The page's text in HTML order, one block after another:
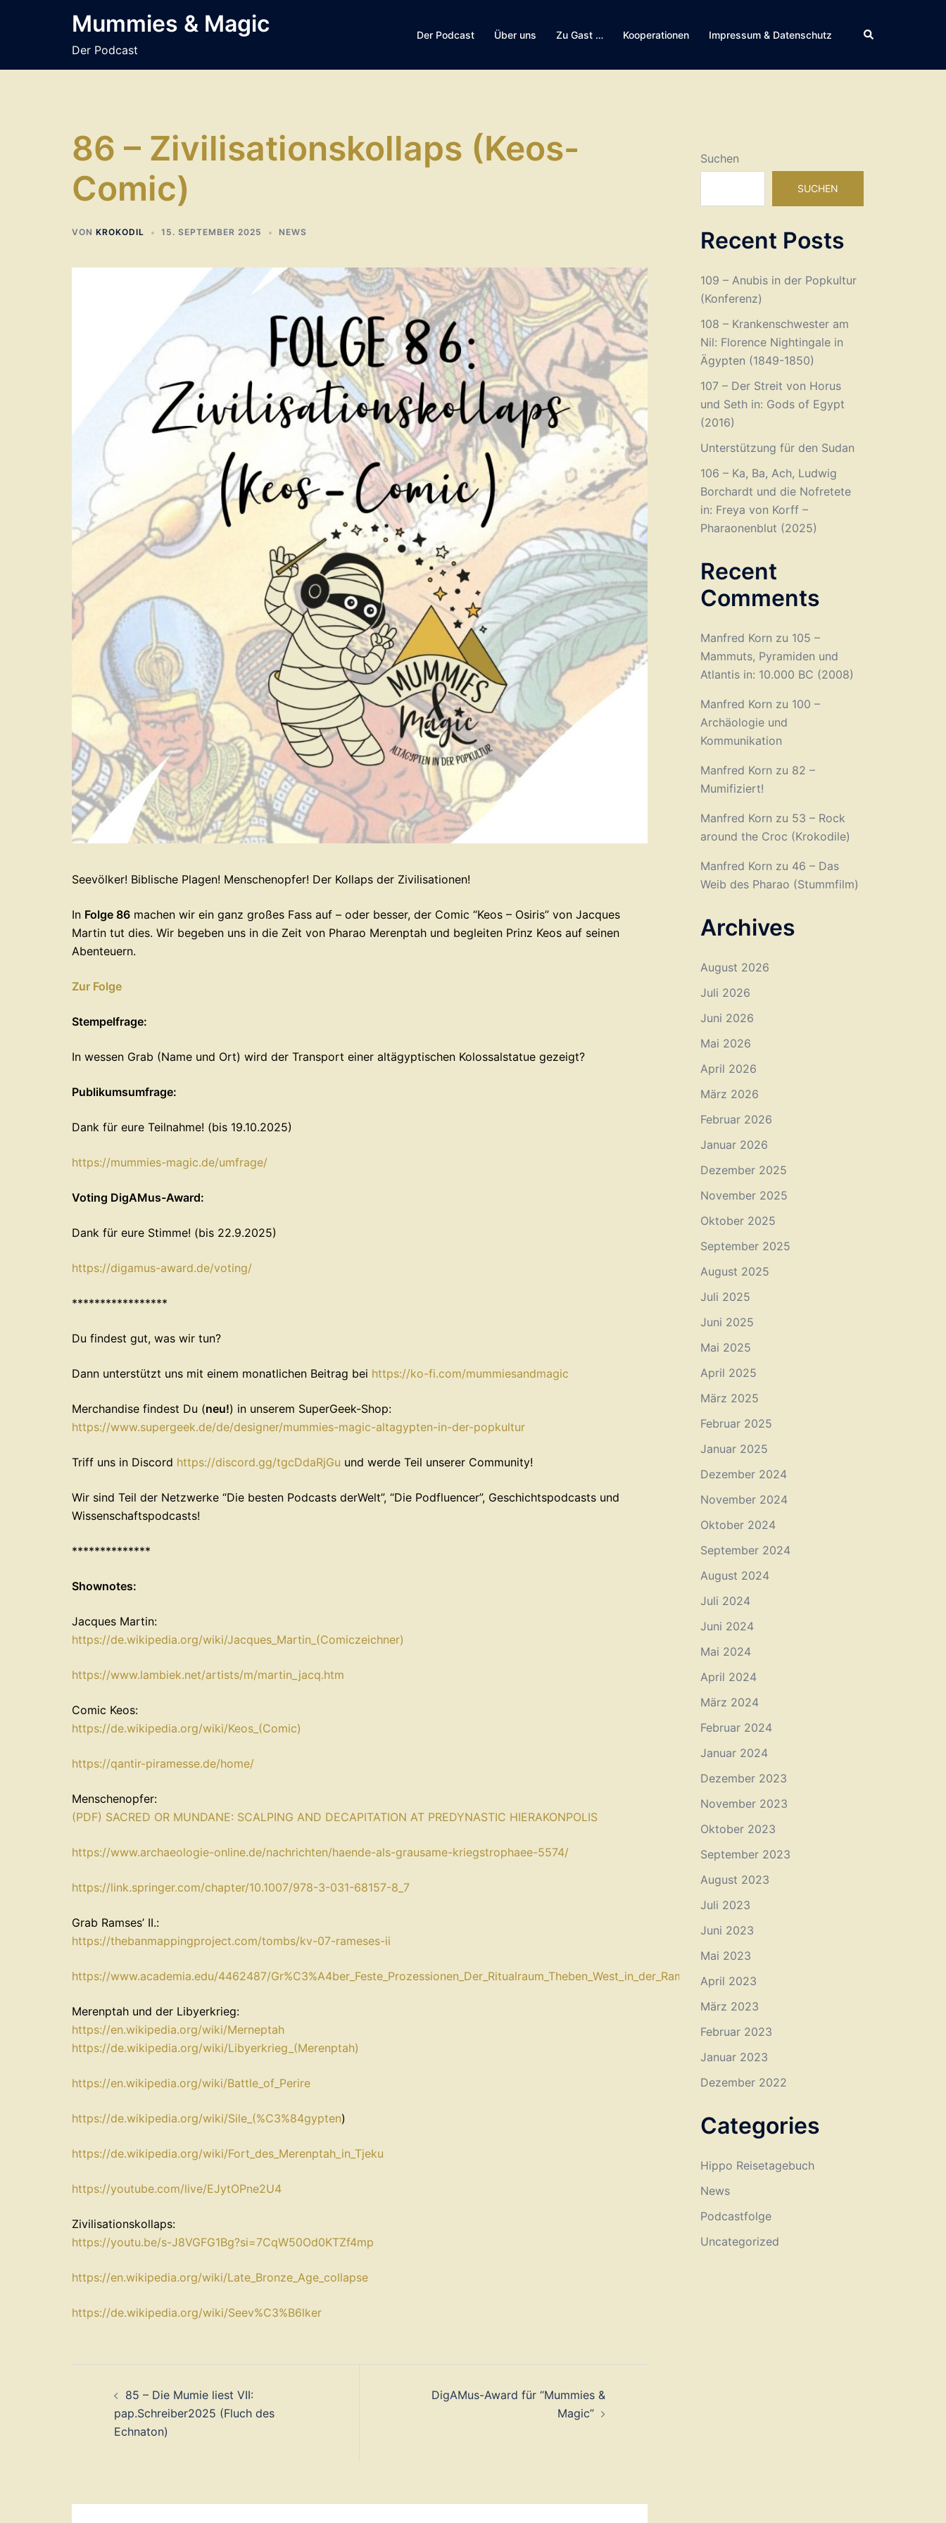
Mummies & Magic
Der Podcast
Der Podcast Über uns Zu Gast … Kooperationen Impressum & Datenschutz Suche
86 – Zivilisationskollaps (Keos-
Comic)
VON KROKODIL 15. SEPTEMBER 2025 NEWS
Seevölker! Biblische Plagen! Menschenopfer! Der Kollaps der Zivilisationen!
In Folge 86 machen wir ein ganz großes Fass auf – oder besser, der Comic “Keos – Osiris” von Jacques
Martin tut dies. Wir begeben uns in die Zeit von Pharao Merenptah und begleiten Prinz Keos auf seinen
Abenteuern.
Zur Folge
Stempelfrage:
In wessen Grab (Name und Ort) wird der Transport einer altägyptischen Kolossalstatue gezeigt?
Publikumsumfrage:
Dank für eure Teilnahme! (bis 19.10.2025)
⁠https://mummies-magic.de/umfrage/⁠
Voting DigAMus-Award:
Dank für eure Stimme! (bis 22.9.2025)
⁠https://digamus-award.de/voting/⁠
*****************
Du findest gut, was wir tun?
Dann unterstützt uns mit einem monatlichen Beitrag bei ⁠⁠⁠⁠⁠⁠⁠⁠⁠⁠⁠⁠⁠⁠⁠⁠https://ko-fi.com/mummiesandmagic⁠⁠⁠⁠⁠⁠⁠⁠⁠⁠⁠⁠⁠⁠⁠⁠
Merchandise findest Du (neu!) in unserem SuperGeek-Shop:
⁠https://www.supergeek.de/de/designer/mummies-magic-altagypten-in-der-popkultur⁠⁠⁠⁠⁠⁠⁠⁠⁠⁠⁠⁠⁠⁠⁠⁠
Triff uns in ⁠⁠Discord ⁠⁠⁠⁠⁠⁠⁠⁠⁠⁠⁠⁠⁠⁠⁠⁠https://discord.gg/tgcDdaRjGu⁠⁠⁠⁠⁠⁠⁠⁠⁠⁠⁠⁠⁠⁠⁠⁠ ⁠⁠⁠ und werde Teil unserer Community!
Wir sind Teil der Netzwerke ⁠⁠⁠⁠⁠⁠⁠“Die besten Podcasts derWelt”, “Die Podfluencer”, ⁠⁠⁠⁠⁠⁠⁠Geschichtspodcasts⁠⁠⁠⁠⁠⁠⁠ und
⁠⁠⁠⁠⁠⁠Wissenschaftspodcasts!
**************
Shownotes:
Jacques Martin:
⁠https://de.wikipedia.org/wiki/Jacques_Martin_(Comiczeichner)⁠
⁠https://www.lambiek.net/artists/m/martin_jacq.htm⁠
Comic Keos:
⁠https://de.wikipedia.org/wiki/Keos_(Comic)⁠
⁠https://qantir-piramesse.de/home/⁠
Menschenopfer:
⁠(PDF) SACRED OR MUNDANE: SCALPING AND DECAPITATION AT PREDYNASTIC HIERAKONPOLIS⁠
⁠https://www.archaeologie-online.de/nachrichten/haende-als-grausame-kriegstrophaee-5574/⁠
⁠https://link.springer.com/chapter/10.1007/978-3-031-68157-8_7⁠
Grab Ramses’ II.:
⁠https://thebanmappingproject.com/tombs/kv-07-rameses-ii⁠
⁠https://www.academia.edu/4462487/Gr%C3%A4ber_Feste_Prozessionen_Der_Ritualraum_Theben_West_in_der_Ramessidenzeit⁠
Merenptah und der Libyerkrieg:
⁠https://en.wikipedia.org/wiki/Merneptah⁠
⁠https://de.wikipedia.org/wiki/Libyerkrieg_(Merenptah)⁠
⁠https://en.wikipedia.org/wiki/Battle_of_Perire⁠
⁠https://de.wikipedia.org/wiki/Sile_(%C3%84gypten⁠)
⁠https://de.wikipedia.org/wiki/Fort_des_Merenptah_in_Tjeku⁠
⁠https://youtube.com/live/EJytOPne2U4⁠
Zivilisationskollaps:
⁠https://youtu.be/s-J8VGFG1Bg?si=7CqW50Od0KTZf4mp⁠
⁠https://en.wikipedia.org/wiki/Late_Bronze_Age_collapse⁠
⁠https://de.wikipedia.org/wiki/Seev%C3%B6lker⁠
85 – Die Mumie liest VII:
pap.Schreiber2025 (Fluch des
Echnaton)
DigAMus-Award für “Mummies &
Magic”
Suchen
SUCHEN
Recent Posts
109 – Anubis in der Popkultur
(Konferenz)
108 – Krankenschwester am
Nil: Florence Nightingale in
Ägypten (1849-1850)
107 – Der Streit von Horus
und Seth in: Gods of Egypt
(2016)
Unterstützung für den Sudan
106 – Ka, Ba, Ach, Ludwig
Borchardt und die Nofretete
in: Freya von Korff –
Pharaonenblut (2025)
Recent
Comments
Manfred Korn zu 105 –
Mammuts, Pyramiden und
Atlantis in: 10.000 BC (2008)
Manfred Korn zu 100 –
Archäologie und
Kommunikation
Manfred Korn zu 82 –
Mumifiziert!
Manfred Korn zu 53 – Rock
around the Croc (Krokodile)
Manfred Korn zu 46 – Das
Weib des Pharao (Stummfilm)
Archives
August 2026
Juli 2026
Juni 2026
Mai 2026
April 2026
März 2026
Februar 2026
Januar 2026
Dezember 2025
November 2025
Oktober 2025
September 2025
August 2025
Juli 2025
Juni 2025
Mai 2025
April 2025
März 2025
Februar 2025
Januar 2025
Dezember 2024
November 2024
Oktober 2024
September 2024
August 2024
Juli 2024
Juni 2024
Mai 2024
April 2024
März 2024
Februar 2024
Januar 2024
Dezember 2023
November 2023
Oktober 2023
September 2023
August 2023
Juli 2023
Juni 2023
Mai 2023
April 2023
März 2023
Februar 2023
Januar 2023
Dezember 2022
Categories
Hippo Reisetagebuch
News
Podcastfolge
Uncategorized